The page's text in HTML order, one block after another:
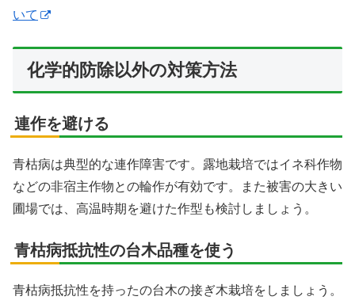
いて
化学的防除以外の対策方法
連作を避ける
青枯病は典型的な連作障害です。露地栽培ではイネ科作物
などの非宿主作物との輪作が有効です。また被害の大きい
圃場では、高温時期を避けた作型も検討しましょう。
青枯病抵抗性の台木品種を使う
青枯病抵抗性を持ったの台木の接ぎ木栽培をしましょう。